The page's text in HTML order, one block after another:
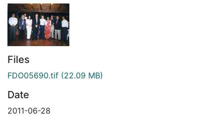
Files
FDO05690.tif (22.09 MB)
Date
2011-06-28